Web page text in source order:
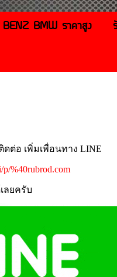
BMW ราคาสูง
ต่อ เพิ่มเพื่อนทาง LINE
p/%40rubrod.com
ลยครับ